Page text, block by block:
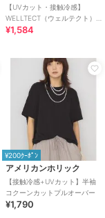
【UVカット・接触冷感】
WELLTECT（ウェルテクト）
USAコットン フレアスリーブ
¥1,584
¥200ｸｰﾎﾟﾝ
アメリカンホリック
【接触冷感+UVカット】半袖
コクーンカットプルオーバー
¥1,790